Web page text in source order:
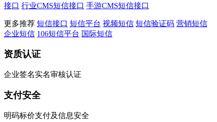
接口 行业CMS短信接口 手游CMS短信接口
更多推荐 短信接口 短信平台 视频短信 短信验证码 营销短信
企业短信 106短信平台 国际短信
资质认证
企业签名实名审核认证
支付安全
明码标价支付及信息安全